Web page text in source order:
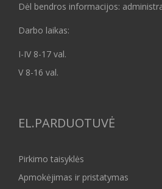
Dėl bendros informacijos:
Darbo laikas:
I-IV 8-17 val.
V 8-16 val.
EL.PARDUOTUVĖ
Pirkimo taisyklės
Apmokėjimas ir pristatymas